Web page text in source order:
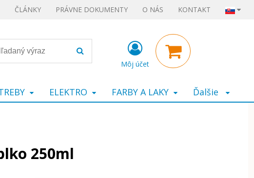
ČLÁNKY PRÁVNE DOKUMENTY O NÁS KONTAKT
Môj účet
ELEKTRO FARBY A LAKY Ďalšie
250ml